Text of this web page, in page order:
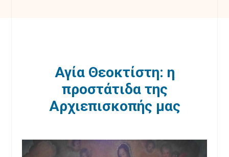
Αγία Θεοκτίστη: η
προστάτιδα της
Αρχιεπισκοπής μας